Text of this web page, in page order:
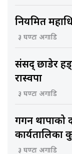
नियमित
३ घण्टा अगाडि
संसद् छाडेर
रास्वपा
३ घण्टा अगाडि
गगन थापाको
कार्यतालिका
३ घण्टा अगाडि